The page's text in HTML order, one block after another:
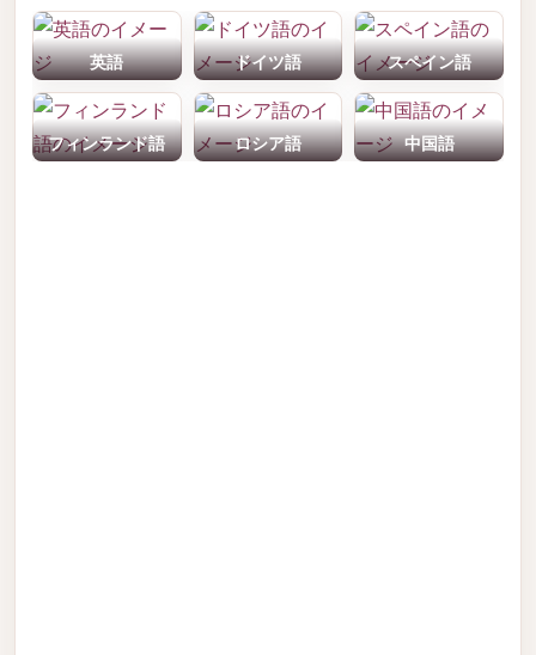
英語 ドイツ語 スペイン語
フィンランド語 ロシア語 中国語